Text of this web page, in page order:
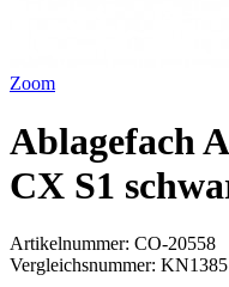
Zoom
Ablagefach
CX S1
Artikelnummer: CO-20558
Vergleichsnummer: KN1385